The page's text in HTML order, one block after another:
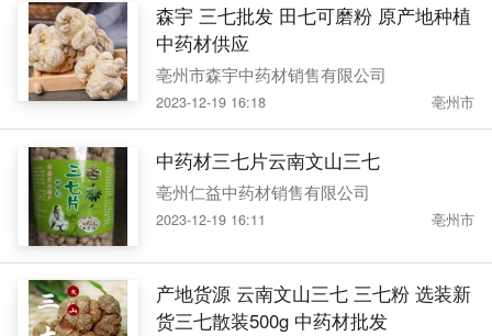
森宇 三七批发 田七可磨粉 原产地种植
中药材供应
亳州市森宇中药材销售有限公司
2023-12-19 16:18 亳州市
中药材三七片云南文山三七
亳州仁益中药材销售有限公司
2023-12-19 16:11 亳州市
产地货源 云南文山三七 三七粉 选装新
货三七散装500g 中药材批发